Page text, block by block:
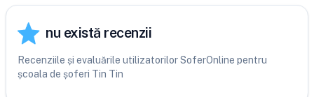
nu există recenzii
Recenziile și evaluările utilizatorilor SoferOnline pentru
școala de șoferi Tin Tin